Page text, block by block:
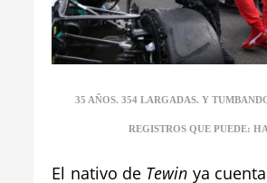
35 AÑOS. 354 LARGADAS. Y
REGISTROS QUE PUEDE:
El nativo de Tewin ya